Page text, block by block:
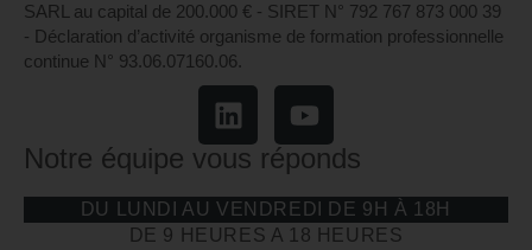
SARL au capital de 200.000 € - SIRET N° 792 767 873 000 39
- Déclaration d’activité organisme de formation professionnelle
continue N° 93.06.07160.06.
Notre équipe vous réponds
DU LUNDI AU VENDREDI DE 9H À 18H
DE 9 HEURES A 18 HEURES